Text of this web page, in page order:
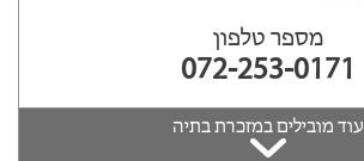
מספר טלפון
072-253-0171
עוד מובילים במזכרת בתיה